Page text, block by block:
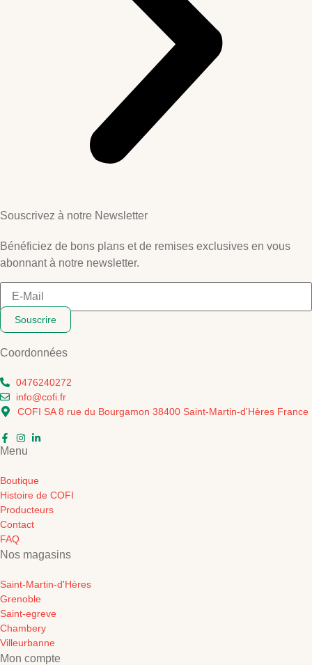
Souscrivez à notre Newsletter
Bénéficiez de bons plans et de remises exclusives en vous
abonnant à notre newsletter.
Souscrire
Coordonnées
0476240272
info@cofi.fr
COFI SA 8 rue du Bourgamon 38400 Saint-Martin-d'Hères France
Menu
Boutique
Histoire de COFI
Producteurs
Contact
FAQ
Nos magasins
Saint-Martin-d'Hères
Grenoble
Saint-egreve
Chambery
Villeurbanne
Mon compte